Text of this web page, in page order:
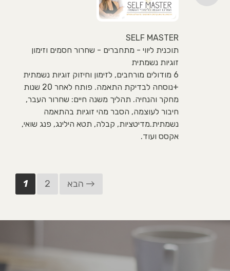
SELF MASTER
תוכנית ליווי - מתחברים - שחרור חסמים וזימון
זוגיות נשמתית
6 מודולים מורחבים, לזימון וחיזוק זוגיות נשמתית
+נוסחה לבדיקת התאמה. פותח לאחר 20 שנות
מחקר והנחיה. תהליך משנה חיים: שחרור העבר,
חיבור לעוצמה, הסבר מהי זוגיות בהתאמה
נשמתית.מדיטציות, קבלה, תטא הילינג, פנג שואי,
אקסס ועוד.
1 2 הבא →